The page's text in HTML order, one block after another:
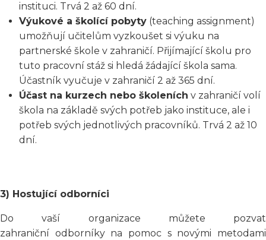
instituci. Trvá 2 až 60 dní.
Výukové a školící pobyty (teaching assignment)
umožňují učitelům vyzkoušet si výuku na
partnerské škole v zahraničí. Přijímající školu pro
tuto pracovní stáž si hledá žádající škola sama.
Účastník vyučuje v zahraničí 2 až 365 dní.
Účast na kurzech nebo školeních v zahraničí volí
škola na základě svých potřeb jako instituce, ale i
potřeb svých jednotlivých pracovníků. Trvá 2 až 10
dní.
3) Hostující odborníci
Do vaší organizace můžete pozvat
zahraniční odborníky na pomoc s novými metodami